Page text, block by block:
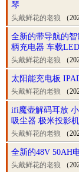
琴
头戴鲜花的老狼 （
全新的带导航的
柄充电器 车载
头戴鲜花的老狼 （
太阳能充电板
头戴鲜花的老狼 （
ifi魔壶解码耳放
吸尘器 极米投影机
头戴鲜花的老狼 （
全新的48V 50AH
头戴鲜花的老狼 （